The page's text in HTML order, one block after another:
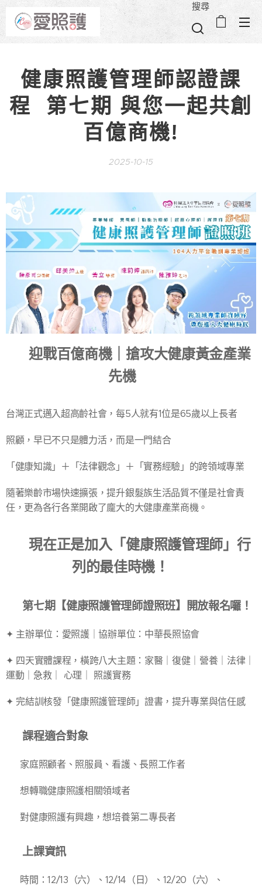
搜尋
健康照護管理師認證課
程 第七期 與您一起共創
百億商機!
2025-10-15
🔥迎戰百億商機｜搶攻大健康黃金產業
先機🔥
台灣正式邁入超高齡社會，每5人就有1位是65歲以上長者
照顧，早已不只是體力活，而是一門結合
「健康知識」＋「法律觀念」＋「實務經驗」的跨領域專業
隨著樂齡市場快速擴張，提升銀髮族生活品質不僅是社會責
任，更為各行各業開啟了龐大的大健康產業商機。
🌟現在正是加入「健康照護管理師」行
列的最佳時機！ 🌟
🎓 第七期【健康照護管理師證照班】開放報名囉！
✦ 主辦單位：愛照護｜協辦單位：中華長照協會
✦ 四天實體課程，橫跨八大主題：家醫｜復健｜營養｜法律｜
運動｜急救｜ 心理｜ 照護實務
✦ 完結訓核發「健康照護管理師」證書，提升專業與信任感
👩‍🏫 課程適合對象
✔ 家庭照顧者、照服員、看護、長照工作者
✔ 想轉職健康照護相關領域者
✔ 對健康照護有興趣，想培養第二專長者
📍 上課資訊
🗓 時間：12/13（六）、12/14（日）、12/20（六）、